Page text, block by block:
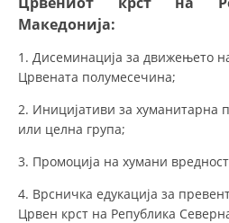
СОБРАНИЕ
СТРУКТУРА И
Македонија:
1. Дисеминација за движењето
Црвената полумесечина;
2. Иницијативи за хуманитарна
или целна група;
3. Промоција на хумани
4. Врсничка едукација за
Црвен крст на Република